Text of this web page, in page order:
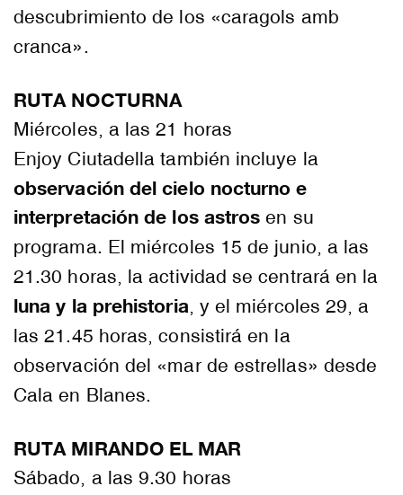
descubrimiento de los «caragols amb
cranca».
RUTA NOCTURNA
Miércoles, a las 21 horas
Enjoy Ciutadella también incluye la
observación del cielo nocturno e
interpretación de los astros en su
programa. El miércoles 15 de junio, a las
21.30 horas, la actividad se centrará en la
luna y la prehistoria, y el miércoles 29, a
las 21.45 horas, consistirá en la
observación del «mar de estrellas» desde
Cala en Blanes.
RUTA MIRANDO EL MAR
Sábado, a las 9.30 horas